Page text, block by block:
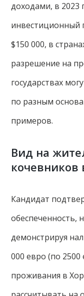
доходами, в 2023
инвестиционный
$150 000, в
разрешение на
государствах
по разным
примеров.
Вид на
кочевников
Кандидат
обеспеченность,
демонстрируя
000 евро (по
проживания в